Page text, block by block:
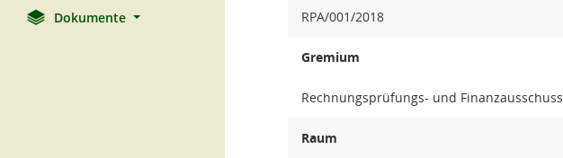
Dokumente
RPA/001/2018
Gremium
Rechnungsprüfungs- und Finanzausschuss
Raum